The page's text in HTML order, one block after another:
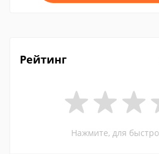
Рейтинг
Нажмите, для